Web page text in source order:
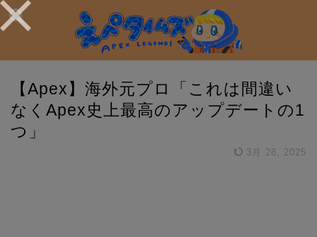
【Apex】海外元プロ「これは間違い
なくApex史上最高のアップデートの1
つ」
3月 28, 2025